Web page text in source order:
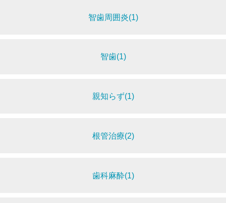
智歯周囲炎(1)
智歯(1)
親知らず(1)
根管治療(2)
歯科麻酔(1)